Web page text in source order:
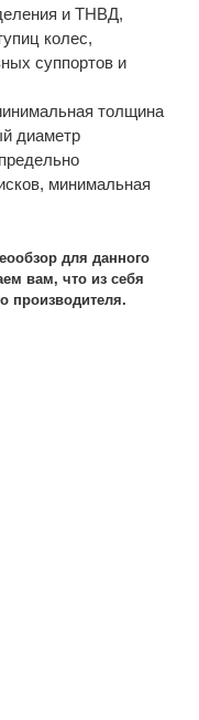
и ТНВД,
колес,
суппортов и
толщина
диаметр
минимальная
для данного
вам, что из себя
производителя.